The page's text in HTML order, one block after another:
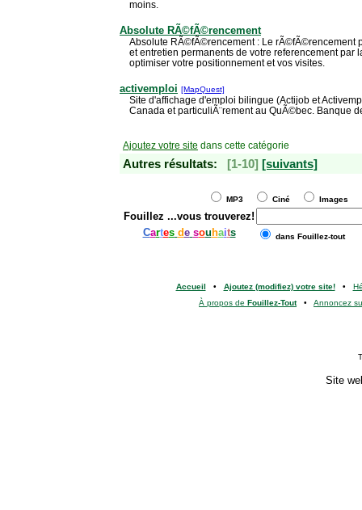
moins.
Absolute RÃ©fÃ©rencement
Absolute RÃ©fÃ©rencement : Le rÃ©fÃ©rencement
et entretien permanents de votre referencement par
optimiser votre positionnement et vos visites.
activemploi [MapQuest]
Site d'affichage d'emploi bilingue (Actijob et
Canada et particuliÃ¨rement au QuÃ©bec. Banque
Ajoutez votre site dans cette catégorie
Autres résultats: [1-10] [suivants]
MP3 Ciné Images
Fouillez ...vous trouverez!
Cartes de sou haits dans Fouillez-tout
Accueil • Ajoutez (modifiez) votre site!•
À propos de Fouillez-Tout• Annoncez
Site